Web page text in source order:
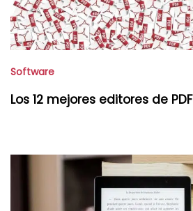
Software
Los 12 mejores editores de PDF